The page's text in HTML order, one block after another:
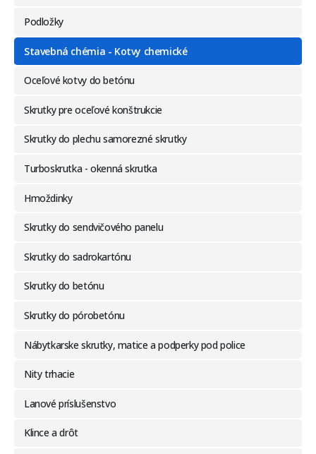
Podložky
Stavebná chémia - Kotvy chemické
Oceľové kotvy do betónu
Skrutky pre oceľové konštrukcie
Skrutky do plechu samorezné skrutky
Turboskrutka - okenná skrutka
Hmoždinky
Skrutky do sendvičového panelu
Skrutky do sadrokartónu
Skrutky do betónu
Skrutky do pórobetónu
Nábytkarske skrutky, matice a podperky pod police
Nity trhacie
Lanové príslušenstvo
Klince a drôt